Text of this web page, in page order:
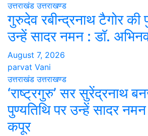
उत्तराखंड उत्तराखण्ड
गुरुदेव रबीन्द्रनाथ टैगोर की
उन्हें सादर नमन : डॉ.
August 7, 2026
parvat Vani
उत्तराखंड उत्तराखण्ड
‘राष्ट्रगुरु’ सर सुरेंद्रनाथ
पुण्यतिथि पर उन्हें सादर
कपूर